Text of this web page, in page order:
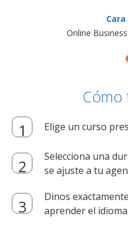
Online
Cómo
Elige un curso
Selecciona una
se ajuste a tu
Dinos
aprender el idioma